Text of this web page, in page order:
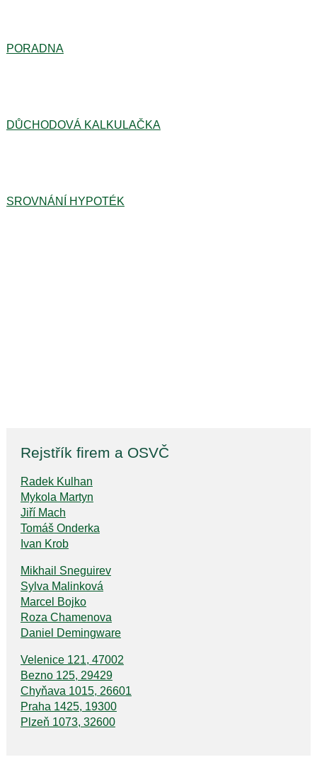
PORADNA
DŮCHODOVÁ KALKULAČKA
SROVNÁNÍ HYPOTÉK
Rejstřík firem a OSVČ
Radek Kulhan
Mykola Martyn
Jiří Mach
Tomáš Onderka
Ivan Krob
Mikhail Sneguirev
Sylva Malinková
Marcel Bojko
Roza Chamenova
Daniel Demingware
Velenice 121, 47002
Bezno 125, 29429
Chyňava 1015, 26601
Praha 1425, 19300
Plzeň 1073, 32600